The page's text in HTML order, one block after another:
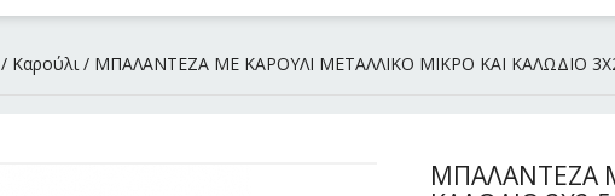
/ Καρούλι/ ΜΠΑΛΑΝΤΕΖΑ ΜΕ ΚΑΡΟΥΛΙ ΜΕΤΑΛΛΙΚΟ ΜΙΚΡΟ ΚΑΙ ΚΑΛΩΔΙΟ
ΜΠΑΛΑΝΤΕΖΑ